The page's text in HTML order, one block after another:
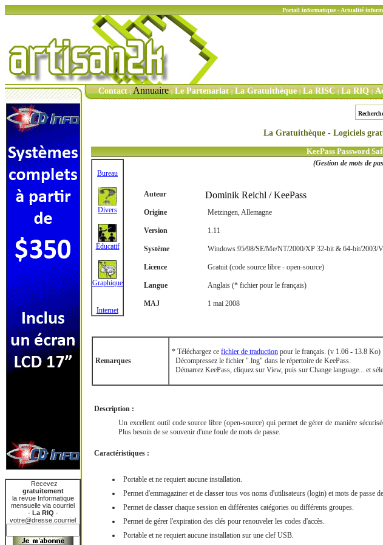
Portail informatique - Actualité
Contact |Annuaire| Le Partenariat | La Gratuithèque | La RISC | La RIQ |
Recevez
gratuitement
la revue Informatique
mensuelle via courriel
- La RIQ -
votre@dresse.courriel
La Gratuithèque - Logiciels
KeePass Password
Bureau
Divers
Éducatif
Graphique
Internet
(Gestion de mots de
Auteur Dominik Reichl / KeePass
Origine Metzingen, Allemagne
Version 1.11
Système Windows 95/98/SE/Me/NT/2000/XP 32-bit & 64-bit/2003/
Licence Gratuit (code source libre - open-source)
Langue Anglais (* fichier pour le français)
MAJ 1 mai 2008
Remarques
* Téléchargez ce fichier de traduction pour le français. (v 1.06 - 13.8 Ko)
Décompressez le fichier ".lng" dans le répertoire de KeePass.
Démarrez KeePass, cliquez sur View, puis sur Change language... et
Description :
Un excellent outil code source libre (open-source) qui permet de gérer de manière
Plus besoin de se souvenir d'une foule de mots de passe.
Caractéristiques :
Portable et ne requiert aucune installation.
Permet d'emmagaziner et de classer tous vos noms d'utilisateurs (login) et mots de passe
Permet de classer chaque session en différentes catégories ou différents groupes.
Permet de gérer l'expiration des clés pour renouveler les codes d'accès.
Portable et ne requiert aucune installation sur une clef USB.